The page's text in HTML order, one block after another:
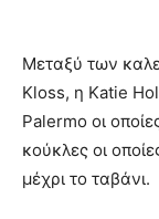
Μεταξύ των
Kloss, η Katie
Palermo οι
κούκλες οι
μέχρι το ταβάνι.